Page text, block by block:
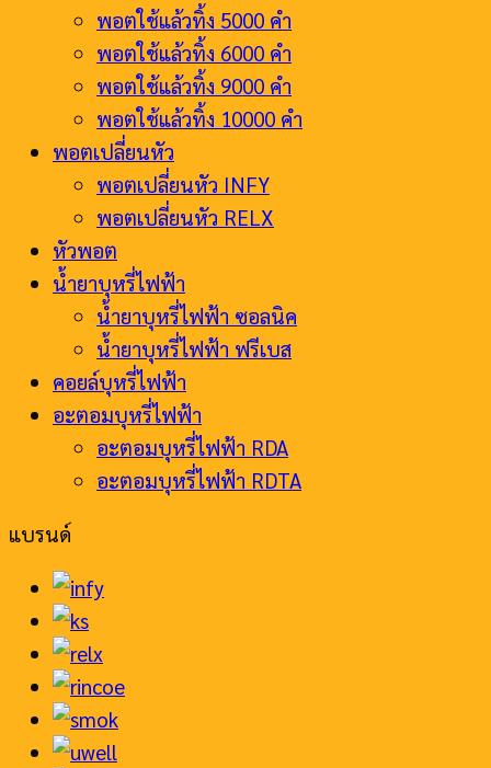
พอตใช้แล้วทิ้ง 5000 คำ
พอตใช้แล้วทิ้ง 6000 คำ
พอตใช้แล้วทิ้ง 9000 คำ
พอตใช้แล้วทิ้ง 10000 คำ
พอตเปลี่ยนหัว
พอตเปลี่ยนหัว INFY
พอตเปลี่ยนหัว RELX
หัวพอต
น้ำยาบุหรี่ไฟฟ้า
น้ำยาบุหรี่ไฟฟ้า ซอลนิค
น้ำยาบุหรี่ไฟฟ้า ฟรีเบส
คอยล์บุหรี่ไฟฟ้า
อะตอมบุหรี่ไฟฟ้า
อะตอมบุหรี่ไฟฟ้า RDA
อะตอมบุหรี่ไฟฟ้า RDTA
แบรนด์